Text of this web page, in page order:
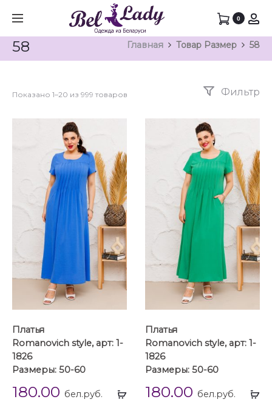
0
58 Главная Товар Размер 58
Показано 1–20 из 999 товаров Фильтр
Выбрать
Платья
Romanovich style, арт: 1-
1826
Размеры: 50-60
180.00 бел.руб.
Платья
Romanovich style, арт: 1-
1826
Размеры: 50-60
180.00 бел.руб.